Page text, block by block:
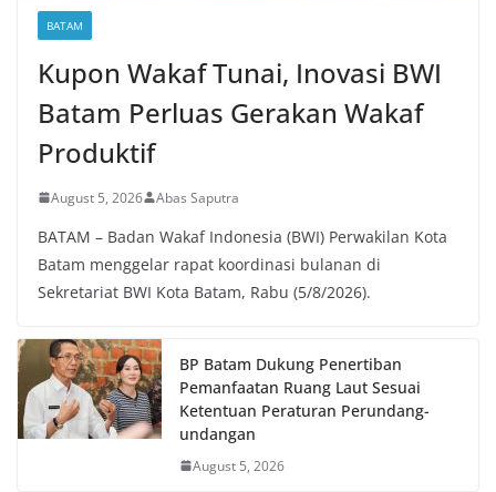
BATAM
Kupon Wakaf Tunai, Inovasi BWI
Batam Perluas Gerakan Wakaf
Produktif
August 5, 2026 Abas Saputra
BATAM – Badan Wakaf Indonesia (BWI) Perwakilan Kota
Batam menggelar rapat koordinasi bulanan di
Sekretariat BWI Kota Batam, Rabu (5/8/2026).
BP Batam Dukung Penertiban
Pemanfaatan Ruang Laut Sesuai
Ketentuan Peraturan Perundang-
undangan
August 5, 2026